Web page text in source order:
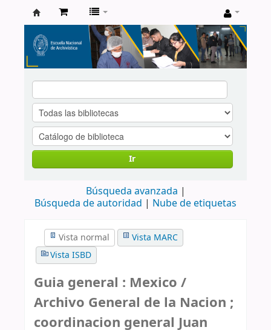
Catálogo
de
Biblioteca
ENA
Ir
Búsqueda avanzada
Búsqueda de autoridad
Nube de etiquetas
Vista normal
Vista MARC
Vista ISBD
Guia general : Mexico /
Archivo General de la Nacion ;
coordinacion general Juan